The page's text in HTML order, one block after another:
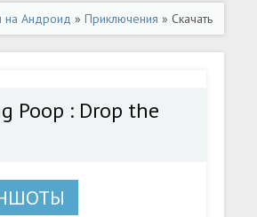
на Андроид »Приключения » Скачать
the Poop (Много денег) на
Poop : Drop the